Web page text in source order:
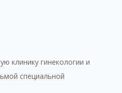
клинику гинекологии и
специальной